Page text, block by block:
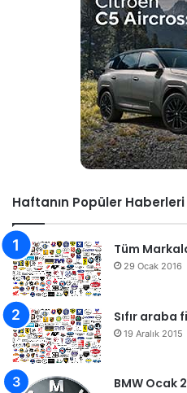
Haftanın Popüler Haberleri
Tüm
29 Ocak 2016
Sıfır araba
19 Aralık 2015
BMW Ocak